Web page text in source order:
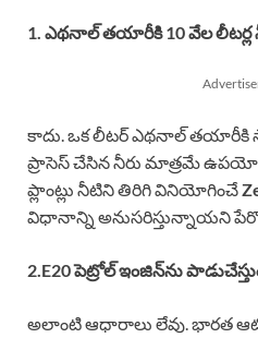
1. ఎథనాల్ తయారీకి 10 వేల
కాదు. ఒక లీటర్ ఎథనాల్ తయారీకి
ప్రాసెస్ చేసిన నీరు మాత్రమే
ప్లాంట్లు నీటిని తిరిగి వినియోగించే
విధానాన్ని అనుసరిస్తున్నాయని
2.E20 పెట్రోల్ ఇంజిన్‌ను
అలాంటి ఆధారాలు లేవు. భారత